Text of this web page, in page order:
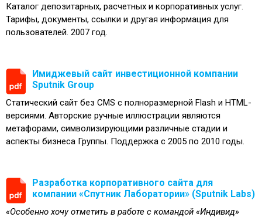
Каталог депозитарных, расчетных и корпоративных услуг.
Тарифы, документы, ссылки и другая информация для
пользователей. 2007 год.
Имиджевый сайт инвестиционной компании
Sputnik Group
Статический сайт без CMS с полноразмерной Flash и HTML-
версиями. Авторские ручные иллюстрации являются
метафорами, символизирующими различные стадии и
аспекты бизнеса Группы. Поддержка с 2005 по 2010 годы.
Разработка корпоративного сайта для
компании «Спутник Лаборатории» (Sputnik Labs)
«Особенно хочу отметить в работе с командой «Индивид»